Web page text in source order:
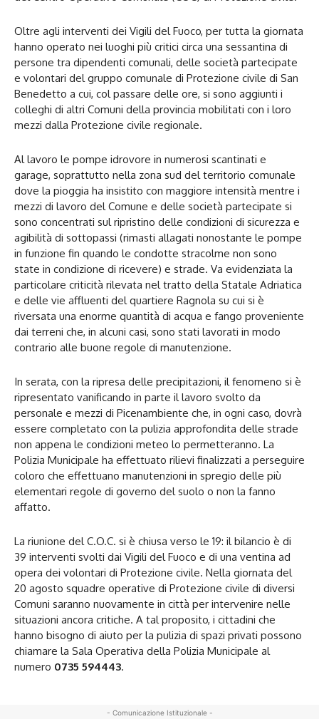
Oltre agli interventi dei Vigili del Fuoco, per tutta la giornata
hanno operato nei luoghi più critici circa una sessantina di
persone tra dipendenti comunali, delle società partecipate
e volontari del gruppo comunale di Protezione civile di San
Benedetto a cui, col passare delle ore, si sono aggiunti i
colleghi di altri Comuni della provincia mobilitati con i loro
mezzi dalla Protezione civile regionale.
Al lavoro le pompe idrovore in numerosi scantinati e
garage, soprattutto nella zona sud del territorio comunale
dove la pioggia ha insistito con maggiore intensità mentre i
mezzi di lavoro del Comune e delle società partecipate si
sono concentrati sul ripristino delle condizioni di sicurezza e
agibilità di sottopassi (rimasti allagati nonostante le pompe
in funzione fin quando le condotte stracolme non sono
state in condizione di ricevere) e strade. Va evidenziata la
particolare criticità rilevata nel tratto della Statale Adriatica
e delle vie affluenti del quartiere Ragnola su cui si è
riversata una enorme quantità di acqua e fango proveniente
dai terreni che, in alcuni casi, sono stati lavorati in modo
contrario alle buone regole di manutenzione.
In serata, con la ripresa delle precipitazioni, il fenomeno si è
ripresentato vanificando in parte il lavoro svolto da
personale e mezzi di Picenambiente che, in ogni caso, dovrà
essere completato con la pulizia approfondita delle strade
non appena le condizioni meteo lo permetteranno. La
Polizia Municipale ha effettuato rilievi finalizzati a perseguire
coloro che effettuano manutenzioni in spregio delle più
elementari regole di governo del suolo o non la fanno
affatto.
La riunione del C.O.C. si è chiusa verso le 19: il bilancio è di
39 interventi svolti dai Vigili del Fuoco e di una ventina ad
opera dei volontari di Protezione civile. Nella giornata del
20 agosto squadre operative di Protezione civile di diversi
Comuni saranno nuovamente in città per intervenire nelle
situazioni ancora critiche. A tal proposito, i cittadini che
hanno bisogno di aiuto per la pulizia di spazi privati possono
chiamare la Sala Operativa della Polizia Municipale al
numero 0735 594443.
- Comunicazione Istituzionale -